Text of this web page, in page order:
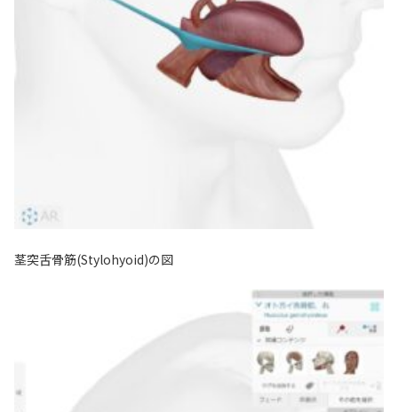
茎突舌骨筋(Stylohyoid)の図